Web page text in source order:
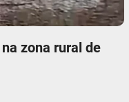
zona rural de